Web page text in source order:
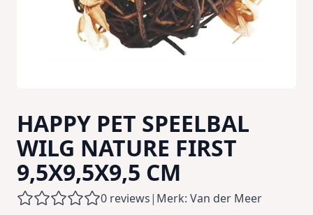
HAPPY PET SPEELBAL
WILG NATURE FIRST
9,5X9,5X9,5 CM
0 reviews| Merk: Van der Meer